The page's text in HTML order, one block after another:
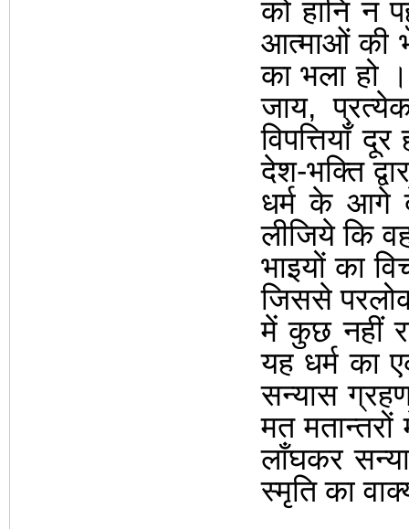
को हानि न
आत्माओं की
का भला हो
जाय,
विपत्तियाँ
देश-भक्ति
धर्म के आगे
लीजिये कि
भाइयों का
जिससे
में कुछ नहीं
यह धर्म का
सन्यास
मत
लाँघकर
स्मृति का